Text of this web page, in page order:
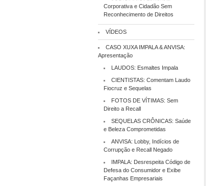
Corporativa e Cidadão Sem
Reconhecimento de Direitos
VÍDEOS
CASO XUXA IMPALA & ANVISA:
Apresentação
LAUDOS: Esmaltes Impala
CIENTISTAS: Comentam Laudo
Fiocruz e Sequelas
FOTOS DE VÍTIMAS: Sem
Direito a Recall
SEQUELAS CRÔNICAS: Saúde
e Beleza Comprometidas
ANVISA: Lobby, Indícios de
Corrupção e Recall Negado
IMPALA: Desrespeita Código de
Defesa do Consumidor e Exibe
Façanhas Empresariais